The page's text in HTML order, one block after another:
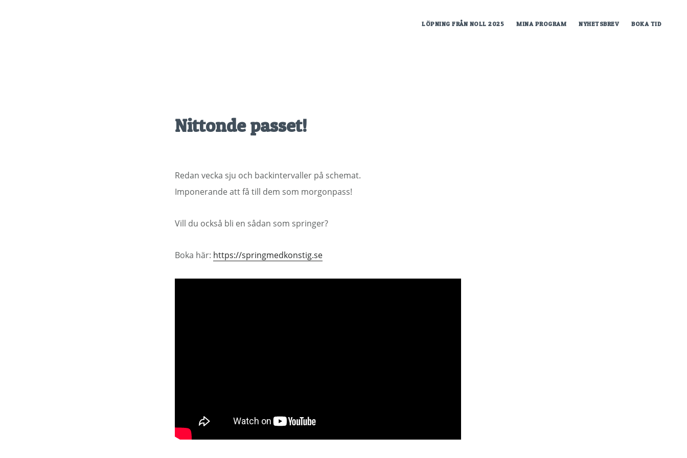
LÖPNING FRÅN NOLL 2025 MINA PROGRAM NYHETSBREV BOKA TID
Nittonde passet!
Redan vecka sju och backintervaller på schemat.
Imponerande att få till dem som morgonpass!
Vill du också bli en sådan som springer?
Boka här: https://springmedkonstig.se